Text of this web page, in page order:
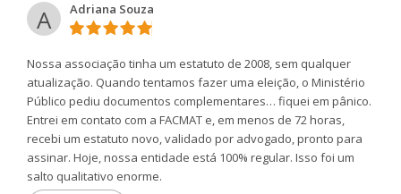
A Adriana Souza
Nossa associação tinha um estatuto de 2008, sem qualquer
atualização. Quando tentamos fazer uma eleição, o Ministério
Público pediu documentos complementares… fiquei em pânico.
Entrei em contato com a FACMAT e, em menos de 72 horas,
recebi um estatuto novo, validado por advogado, pronto para
assinar. Hoje, nossa entidade está 100% regular. Isso foi um
salto qualitativo enorme.